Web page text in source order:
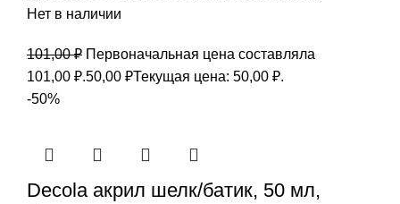
Нет в наличии
101,00₽ Первоначальная цена составляла
101,00 ₽.50,00 ₽Текущая цена: 50,00 ₽.
-50%
Decola акрил шелк/батик, 50 мл,